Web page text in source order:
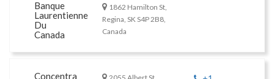
Banque
Laurentienne
Du
Canada
1862 Hamilton St,
Regina, SK S4P 2B8,
Canada
Concentra